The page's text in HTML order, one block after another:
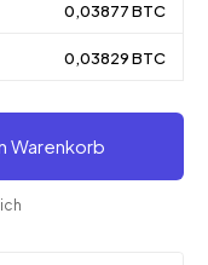
0,03877 BTC
0,03829 BTC
Warenkorb